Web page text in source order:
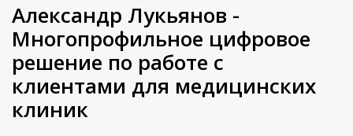
Александр Лукьянов -
Многопрофильное цифровое
решение по работе с
клиентами для медицинских
клиник